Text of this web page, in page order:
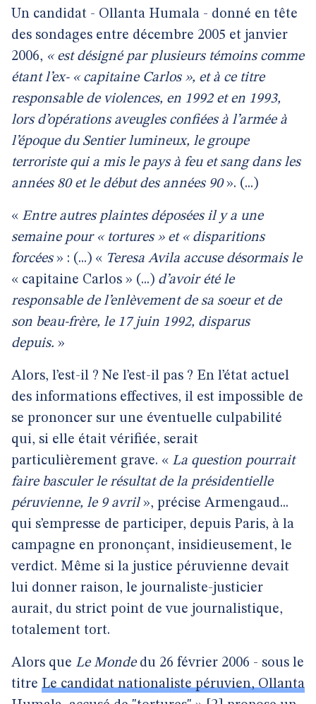
Un candidat - Ollanta Humala - donné en tête
des sondages entre décembre 2005 et janvier
2006, « est désigné par plusieurs témoins comme
étant l’ex- « capitaine Carlos », et à ce titre
responsable de violences, en 1992 et en 1993,
lors d’opérations aveugles confiées à l’armée à
l’époque du Sentier lumineux, le groupe
terroriste qui a mis le pays à feu et sang dans les
années 80 et le début des années 90». (...)
« Entre autres plaintes déposées il y a une
semaine pour « tortures » et « disparitions
forcées» : (...) « Teresa Avila accuse désormais le
« capitaine Carlos » (...) d’avoir été le
responsable de l’enlèvement de sa soeur et de
son beau-frère, le 17 juin 1992, disparus
depuis. »
Alors, l’est-il ? Ne l’est-il pas ? En l’état actuel
des informations effectives, il est impossible de
se prononcer sur une éventuelle culpabilité
qui, si elle était vérifiée, serait
particulièrement grave. « La question pourrait
faire basculer le résultat de la présidentielle
péruvienne, le 9 avril», précise Armengaud...
qui s’empresse de participer, depuis Paris, à la
campagne en prononçant, insidieusement, le
verdict. Même si la justice péruvienne devait
lui donner raison, le journaliste-justicier
aurait, du strict point de vue journalistique,
totalement tort.
Alors que Le Mondedu 26 février 2006 - sous le
titre Le candidat nationaliste péruvien, Ollanta